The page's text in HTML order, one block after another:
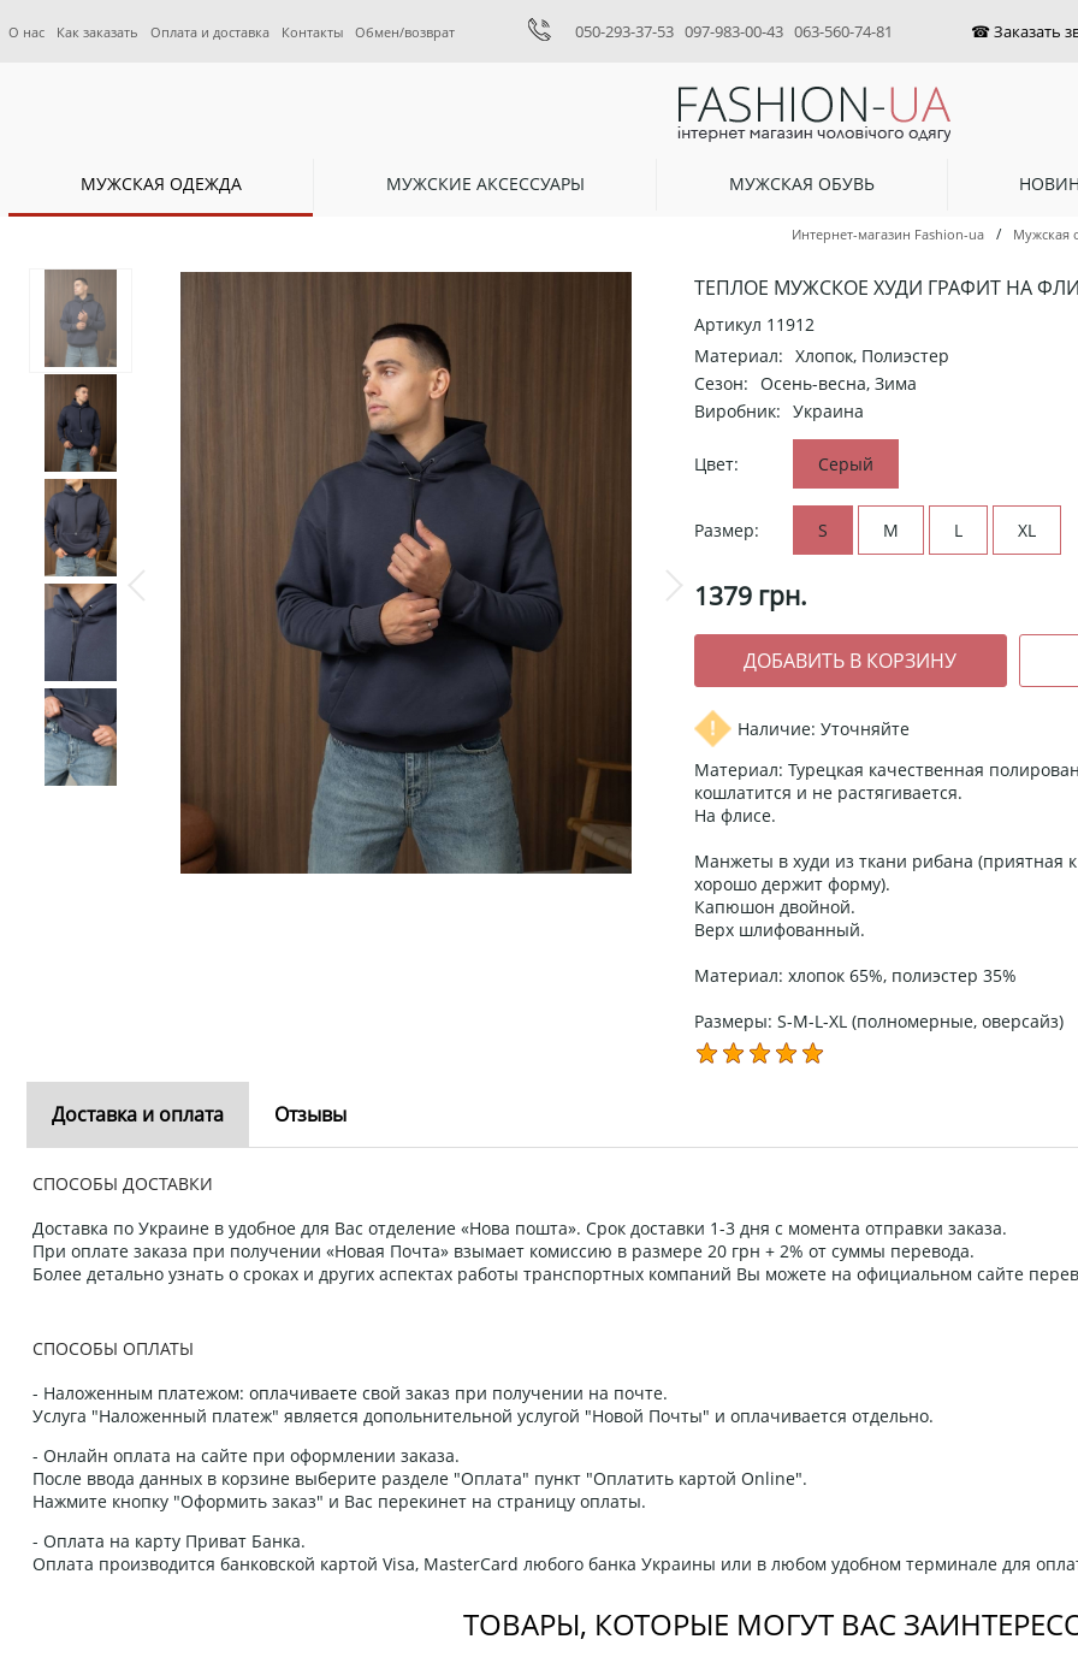
О нас Как заказать Оплата и доставка Контакты Обмен/возврат 050-293-37-53 097-983-00-43 063-560-74-81
МУЖСКАЯ ОДЕЖДА МУЖСКИЕ АКСЕССУАРЫ МУЖСКАЯ ОБУВЬ
Интернет-магазин Fashion-ua / Мужская
ТЕПЛОЕ МУЖСКОЕ ХУДИ ГРАФИТ НА
Артикул 11912
Материал: Хлопок, Полиэстер
Сезон: Осень-весна, Зима
Виробник: Украина
Цвет: Серый
Размер: S M L XL
1379 грн.
Наличие: Уточняйте
Материал: Турецкая качественная
кошлатится и не растягивается.
На флисе.
Манжеты в худи из ткани рибана (приятная к
хорошо держит форму).
Капюшон двойной.
Верх шлифованный.
Материал: хлопок 65%, полиэстер 35%
Размеры: S-M-L-XL (полномерные, оверсайз)
Доставка и оплата Отзывы
СПОСОБЫ ДОСТАВКИ
Доставка по Украине в удобное для Вас отделение «Нова пошта». Срок доставки 1-3 дня с момента отправки заказа.
При оплате заказа при получении «Новая Почта» взымает комиссию в размере 20 грн + 2% от суммы перевода.
Более детально узнать о сроках и других аспектах работы транспортных компаний Вы можете на официальном сайте
СПОСОБЫ ОПЛАТЫ
- Наложенным платежом: оплачиваете свой заказ при получении на почте.
Услуга "Наложенный платеж" является допольнительной услугой "Новой Почты" и оплачивается отдельно.
- Онлайн оплата на сайте при оформлении заказа.
После ввода данных в корзине выберите разделе "Оплата" пункт "Оплатить картой Online".
Нажмите кнопку "Оформить заказ" и Вас перекинет на страницу оплаты.
- Оплата на карту Приват Банка.
Оплата производится банковской картой Visa, MasterCard любого банка Украины или в любом удобном терминале для
ТОВАРЫ, КОТОРЫЕ МОГУТ ВАС